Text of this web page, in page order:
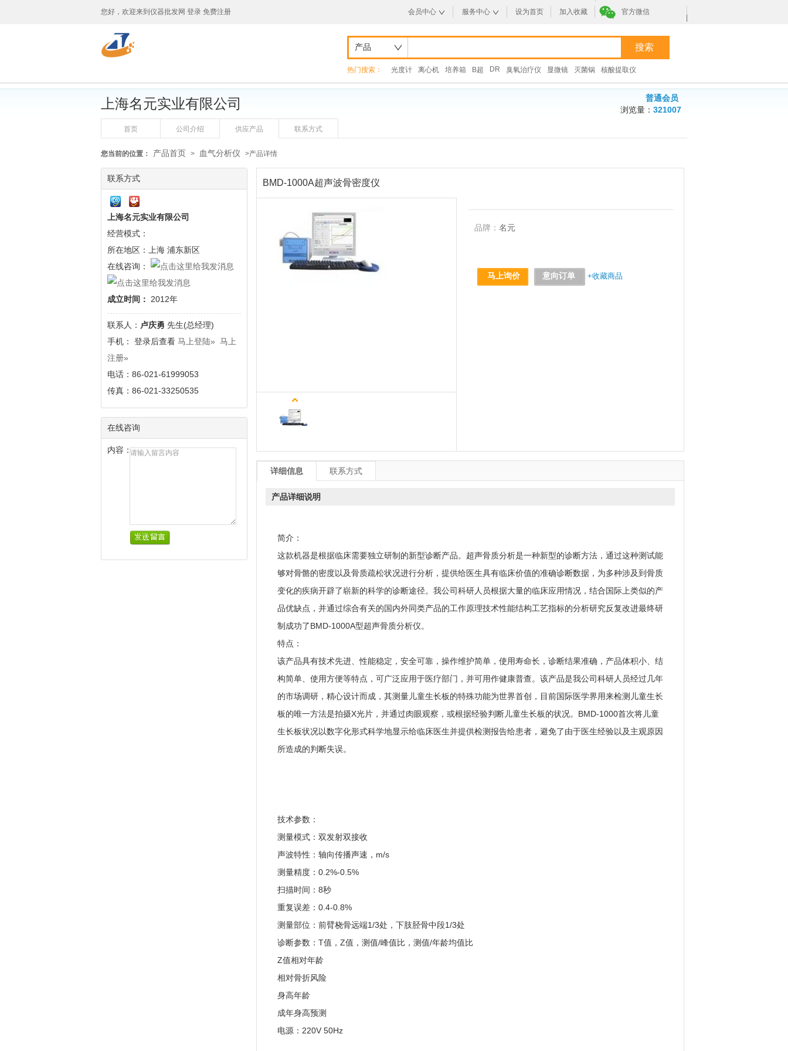
您好，欢迎来到 仪器批发网 登录 免费注册 会员中心 服务中心 设为首页 加入收藏 官方微信
产品
热门搜索： 光度计 离心机 培养箱 B超 DR 臭氧治疗仪 显微镜 灭菌锅 核酸提取仪
上海名元实业有限公司
普通会员
浏览量： 321007
首页 公司介绍 供应产品 联系方式
您当前的位置： 产品首页 > 血气分析仪 >产品详情
BMD-1000A超声波骨密度仪
品牌： 名元
详细信息 联系方式
产品详细说明
简介：
这款机器是根据临床需要独立研制的新型诊断产品。超声骨质分析是一种新型的诊断方法，通过这种测试能
够对骨骼的密度以及骨质疏松状况进行分析，提供给医生具有临床价值的准确诊断数据，为多种涉及到骨质
变化的疾病开辟了崭新的科学的诊断途径。我公司科研人员根据大量的临床应用情况，结合国际上类似的产
品优缺点，并通过综合有关的国内外同类产品的工作原理技术性能结构工艺指标的分析研究反复改进最终研
制成功了BMD-1000A型超声骨质分析仪。
特点：
该产品具有技术先进、性能稳定，安全可靠，操作维护简单，使用寿命长，诊断结果准确，产品体积小、结
构简单、使用方便等特点，可广泛应用于医疗部门，并可用作健康普查。该产品是我公司科研人员经过几年
的市场调研，精心设计而成，其测量儿童生长板的特殊功能为世界首创，目前国际医学界用来检测儿童生长
板的唯一方法是拍摄X光片，并通过肉眼观察，或根据经验判断儿童生长板的状况。BMD-1000首次将儿童
生长板状况以数字化形式科学地显示给临床医生并提供检测报告给患者，避免了由于医生经验以及主观原因
所造成的判断失误。
技术参数：
测量模式：双发射双接收
声波特性：轴向传播声速，m/s
测量精度：0.2%-0.5%
扫描时间：8秒
重复误差：0.4-0.8%
测量部位：前臂桡骨远端1/3处，下肢胫骨中段1/3处
诊断参数：T值，Z值，测值/峰值比，测值/年龄均值比
Z值相对年龄
相对骨折风险
身高年龄
成年身高预测
电源：220V 50Hz
联系方式
上海名元实业有限公司
经营模式：
所在地区：上海 浦东新区
在线咨询：
成立时间： 2012年
联系人： 卢庆勇 先生(总经理)
手机： 登录后查看 马上登陆» 马上
注册»
电话：86-021-61999053
传真：86-021-33250535
在线咨询
内容：